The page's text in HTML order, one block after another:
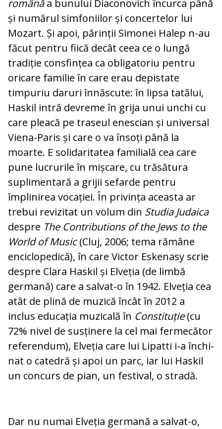
românăa bunului Dia­co­no­vich încurca până
și numărul sim­foniilor și concertelor lui
Mozart. Și apoi, părinții Simonei Halep n-au
făcut pentru fiică de­cât ceea ce o lungă
tradiție con­sfin­țea ca obli­gatoriu pentru
oricare familie în care erau depistate
timpuriu daruri înnăs­cute: în lipsa tatălui,
Haskil intră devreme în grija unui unchi cu
care pleacă pe traseul enescian și universal
Viena-Paris și care o va însoți până la
moarte. E soli­daritatea fa­mi­lială cea care
pune lucrurile în miș­ca­re, cu trăsătura
suplimentară a gri­jii se­far­de pen­tru
împlinirea vocației. În privința aceasta ar
trebui revizitat un vo­lum din Studia Judaica
despre The Con­tributions of the Jews to the
World of Mu­sic(Cluj, 2006; te­ma rămâne
enci­clo­pe­dică), în ca­re Victor Eskenasy scrie
despre Clara Haskil și El­ve­ția (de limbă
germană) care a salvat-o în 1942. Elveția cea
atât de pli­nă de muzică încât în 2012 a
inclus edu­cația muzicală în Constituție(cu
72% ni­vel de susținere la cel mai fermecător
re­fe­ren­dum), Elveția ca­re lui Lipatti i-a în­chi­
nat o catedră și apoi un parc, iar lui Has­kil
un concurs de pian, un festival, o stradă.
Dar nu numai Elveția germană a salvat-o,